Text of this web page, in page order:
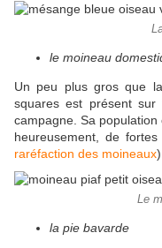
le moineau
Un peu plus gros que
squares est présent
campagne. Sa
heureusement, de
raréfaction des moineaux).
Le
la pie bavarde